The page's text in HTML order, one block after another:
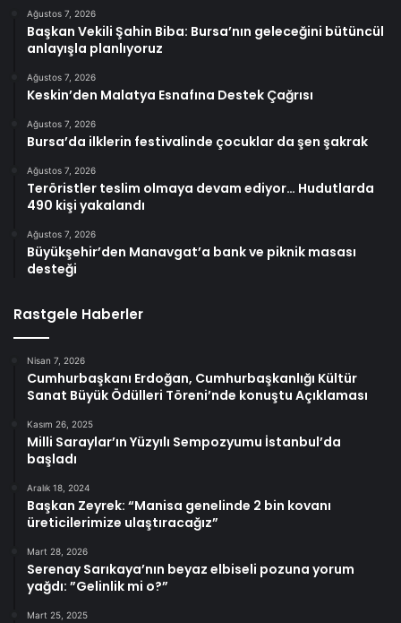
Ağustos 7, 2026
Başkan Vekili Şahin Biba: Bursa’nın geleceğini bütüncül
anlayışla planlıyoruz
Ağustos 7, 2026
Keskin’den Malatya Esnafına Destek Çağrısı
Ağustos 7, 2026
Bursa’da ilklerin festivalinde çocuklar da şen şakrak
Ağustos 7, 2026
Teröristler teslim olmaya devam ediyor… Hudutlarda
490 kişi yakalandı
Ağustos 7, 2026
Büyükşehir’den Manavgat’a bank ve piknik masası
desteği
Rastgele Haberler
Nisan 7, 2026
Cumhurbaşkanı Erdoğan, Cumhurbaşkanlığı Kültür
Sanat Büyük Ödülleri Töreni’nde konuştu Açıklaması
Kasım 26, 2025
Milli Saraylar’ın Yüzyılı Sempozyumu İstanbul’da
başladı
Aralık 18, 2024
Başkan Zeyrek: “Manisa genelinde 2 bin kovanı
üreticilerimize ulaştıracağız”
Mart 28, 2026
Serenay Sarıkaya’nın beyaz elbiseli pozuna yorum
yağdı: ”Gelinlik mi o?”
Mart 25, 2025